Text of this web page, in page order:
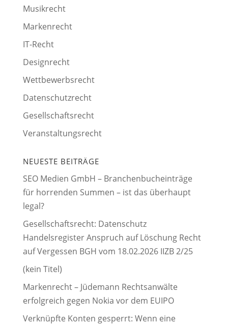
Musikrecht
Markenrecht
IT-Recht
Designrecht
Wettbewerbsrecht
Datenschutzrecht
Gesellschaftsrecht
Veranstaltungsrecht
NEUESTE BEITRÄGE
SEO Medien GmbH – Branchenbucheinträge
für horrenden Summen – ist das überhaupt
legal?
Gesellschaftsrecht: Datenschutz
Handelsregister Anspruch auf Löschung Recht
auf Vergessen BGH vom 18.02.2026 IIZB 2/25
(kein Titel)
Markenrecht – Jüdemann Rechtsanwälte
erfolgreich gegen Nokia vor dem EUIPO
Verknüpfte Konten gesperrt: Wenn eine